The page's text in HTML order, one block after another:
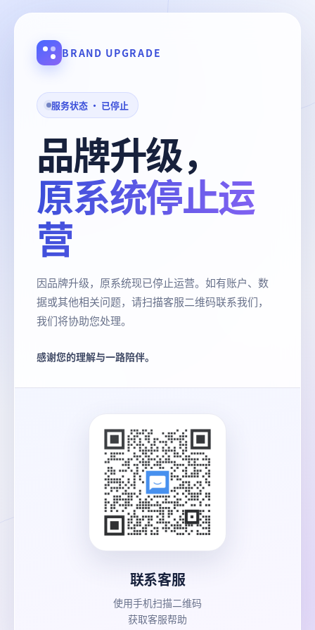
BRAND UPGRADE
服务状态 · 已停止
品牌升级，
原系统停止运
营
因品牌升级，原系统现已停止运营。如有账户、数
据或其他相关问题，请扫描客服二维码联系我们，
我们将协助您处理。
感谢您的理解与一路陪伴。
联系客服
使用手机扫描二维码
获取客服帮助